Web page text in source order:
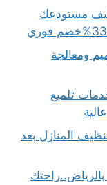
مستودعك
خصم لترميم ومعالجة
لخدمات تلميع
خصم150ريال لتنظيف المنازل بعد